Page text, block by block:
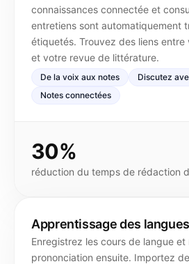
connaissances connectée et
entretiens sont automatiquement
étiquetés. Trouvez des liens entre
et votre revue de littérature.
De la voix aux notes
Discutez
Notes connectées
30%
réduction du temps de rédaction
Apprentissage des langues
Enregistrez les cours de langue et
prononciation ensuite. Importez